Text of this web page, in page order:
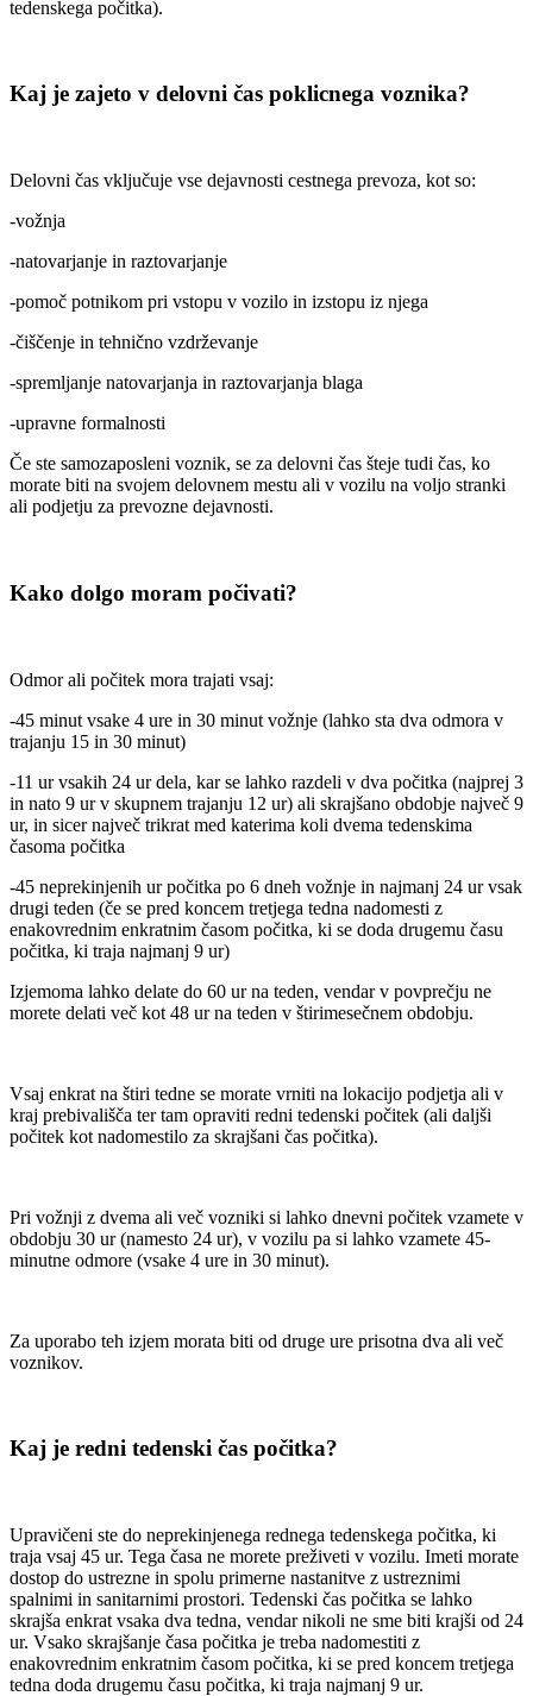
tedenskega počitka).
Kaj je zajeto v delovni čas poklicnega voznika?
Delovni čas vključuje vse dejavnosti cestnega prevoza, kot so:
-vožnja
-natovarjanje in raztovarjanje
-pomoč potnikom pri vstopu v vozilo in izstopu iz njega
-čiščenje in tehnično vzdrževanje
-spremljanje natovarjanja in raztovarjanja blaga
-upravne formalnosti
Če ste samozaposleni voznik, se za delovni čas šteje tudi čas, ko
morate biti na svojem delovnem mestu ali v vozilu na voljo stranki
ali podjetju za prevozne dejavnosti.
Kako dolgo moram počivati?
Odmor ali počitek mora trajati vsaj:
-45 minut vsake 4 ure in 30 minut vožnje (lahko sta dva odmora v
trajanju 15 in 30 minut)
-11 ur vsakih 24 ur dela, kar se lahko razdeli v dva počitka (najprej 3
in nato 9 ur v skupnem trajanju 12 ur) ali skrajšano obdobje največ 9
ur, in sicer največ trikrat med katerima koli dvema tedenskima
časoma počitka
-45 neprekinjenih ur počitka po 6 dneh vožnje in najmanj 24 ur vsak
drugi teden (če se pred koncem tretjega tedna nadomesti z
enakovrednim enkratnim časom počitka, ki se doda drugemu času
počitka, ki traja najmanj 9 ur)
Izjemoma lahko delate do 60 ur na teden, vendar v povprečju ne
morete delati več kot 48 ur na teden v štirimesečnem obdobju.
Vsaj enkrat na štiri tedne se morate vrniti na lokacijo podjetja ali v
kraj prebivališča ter tam opraviti redni tedenski počitek (ali daljši
počitek kot nadomestilo za skrajšani čas počitka).
Pri vožnji z dvema ali več vozniki si lahko dnevni počitek vzamete v
obdobju 30 ur (namesto 24 ur), v vozilu pa si lahko vzamete 45-
minutne odmore (vsake 4 ure in 30 minut).
Za uporabo teh izjem morata biti od druge ure prisotna dva ali več
voznikov.
Kaj je redni tedenski čas počitka?
Upravičeni ste do neprekinjenega rednega tedenskega počitka, ki
traja vsaj 45 ur. Tega časa ne morete preživeti v vozilu. Imeti morate
dostop do ustrezne in spolu primerne nastanitve z ustreznimi
spalnimi in sanitarnimi prostori. Tedenski čas počitka se lahko
skrajša enkrat vsaka dva tedna, vendar nikoli ne sme biti krajši od 24
ur. Vsako skrajšanje časa počitka je treba nadomestiti z
enakovrednim enkratnim časom počitka, ki se pred koncem tretjega
tedna doda drugemu času počitka, ki traja najmanj 9 ur.